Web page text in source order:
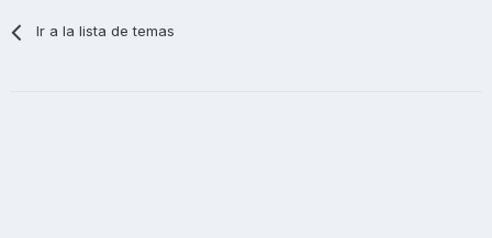
Ir a la lista de temas